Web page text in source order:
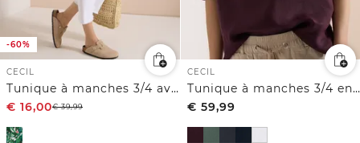
-60%
CECIL
Tunique à manches 3/4 avec col fendu et imprimé
€ 16,00€39,99
CECIL
Tunique à manches 3/4 en pur lin
€ 59,99